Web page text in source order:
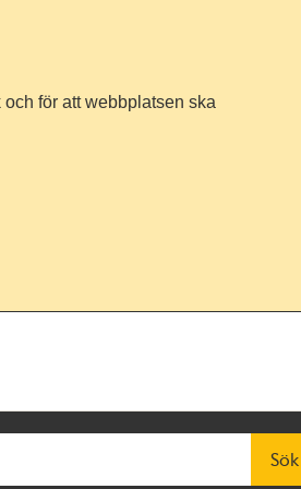
för att webbplatsen ska
Sök